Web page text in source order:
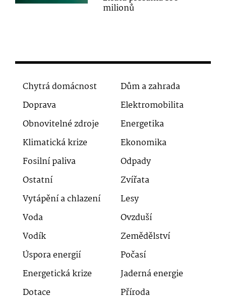
milionů
Chytrá domácnost
Dům a zahrada
Doprava
Elektromobilita
Obnovitelné zdroje
Energetika
Klimatická krize
Ekonomika
Fosilní paliva
Odpady
Ostatní
Zvířata
Vytápění a chlazení
Lesy
Voda
Ovzduší
Vodík
Zemědělství
Úspora energií
Počasí
Energetická krize
Jaderná energie
Dotace
Příroda